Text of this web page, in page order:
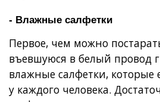
- Влажные салфетки
Первое, чем можно
въевшуюся в белый провод
влажные салфетки, которые
у каждого человека.